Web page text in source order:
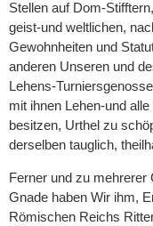
Stellen auf Dom-
geist-und weltlichen,
Gewohnheiten und
anderen Unseren und
Lehens-
mit ihnen Lehen-und
besitzen, Urthel zu
derselben tauglich,
Ferner und zu
Gnade haben Wir ihm,
Römischen Reichs